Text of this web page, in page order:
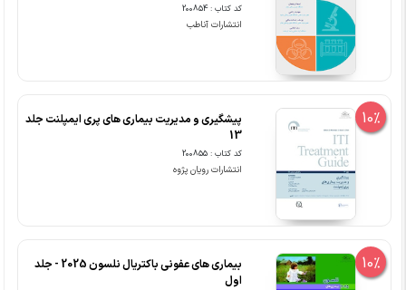
کد کتاب : 200854
انتشارات آناطب
10%
پیشگیری و مدیریت بیماری های پری ایمپلنت جلد
13
کد کتاب : 200855
انتشارات رویان پژوه
10%
بیماری های عفونی باکتریال نلسون 2025 - جلد
اول